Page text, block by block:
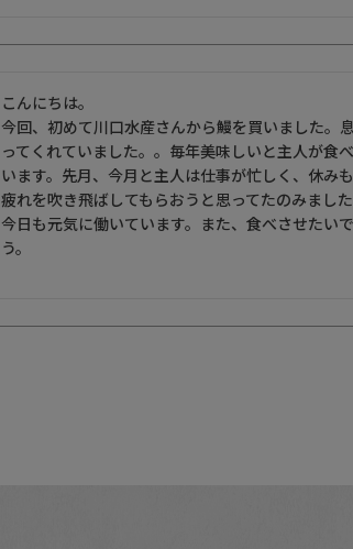
こんにちは。
今回、初めて川口水産さんから鰻を買いました。
ってくれていました。。毎年美味しいと主人が食
います。先月、今月と主人は仕事が忙しく、休み
疲れを吹き飛ばしてもらおうと思ってたのみまし
今日も元気に働いています。また、食べさせたい
う。